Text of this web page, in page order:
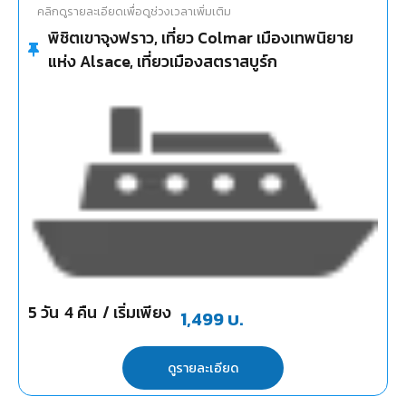
คลิกดูรายละเอียดเพื่อดูช่วงเวลาเพิ่มเติม
พิชิตเขาจุงฟราว, เที่ยว Colmar เมืองเทพนิยาย
แห่ง Alsace, เที่ยวเมืองสตราสบูร์ก
5วัน 4คืน / เริ่มเพียง 1,499บ.
ดูรายละเอียด